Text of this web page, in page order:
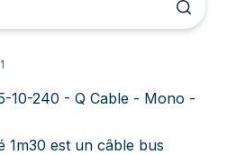
10-240 - Q Cable - Mono -
1m30 est un câble bus